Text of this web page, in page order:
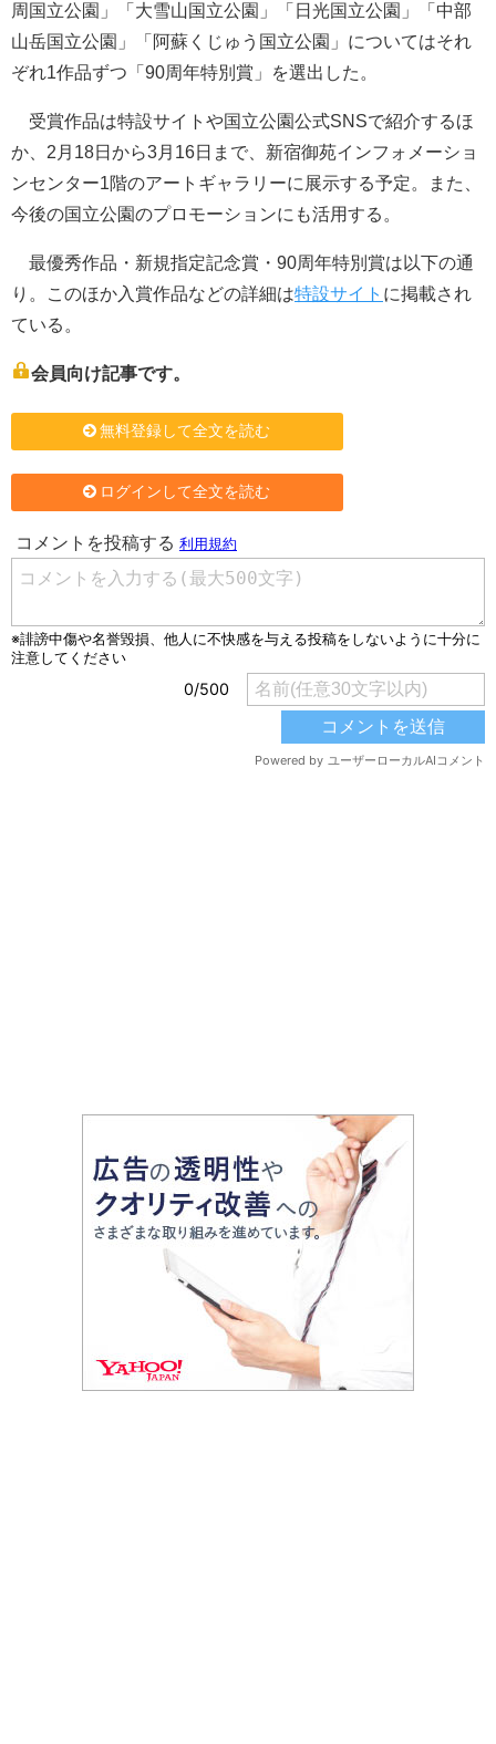
周国立公園」「大雪山国立公園」「日光国立公園」「中部
山岳国立公園」「阿蘇くじゅう国立公園」についてはそれ
ぞれ1作品ずつ「90周年特別賞」を選出した。
受賞作品は特設サイトや国立公園公式SNSで紹介するほ
か、2月18日から3月16日まで、新宿御苑インフォメーショ
ンセンター1階のアートギャラリーに展示する予定。また、
今後の国立公園のプロモーションにも活用する。
最優秀作品・新規指定記念賞・90周年特別賞は以下の通
り。このほか入賞作品などの詳細は特設サイト に掲載され
ている。
会員向け記事です。
無料登録して全文を読む
ログインして全文を読む